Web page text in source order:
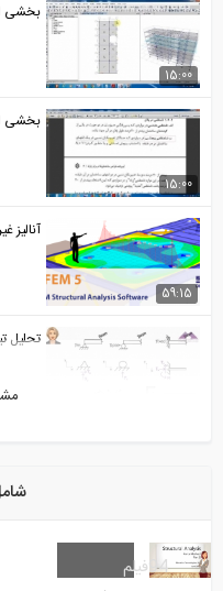
15:00
بخشی
15:00
بخشی
59:15
آنالیز
تحلیل
94فیلم